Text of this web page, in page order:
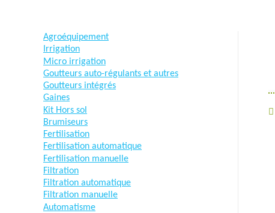
Agroéquipement
Irrigation
Micro irrigation
Goutteurs auto-régulants et autres
Goutteurs intégrés
Gaines
Kit Hors sol
Brumiseurs
Fertilisation
Fertilisation automatique
Fertilisation manuelle
Filtration
Filtration automatique
Filtration manuelle
Automatisme